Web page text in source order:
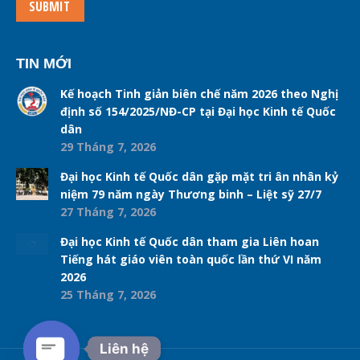
SUBMIT
TIN MỚI
Kế hoạch Tinh giản biên chế năm 2026 theo Nghị
định số 154/2025/NĐ-CP tại Đại học Kinh tế Quốc
dân
29 Tháng 7, 2026
Đại học Kinh tế Quốc dân gặp mặt tri ân nhân kỷ
niệm 79 năm ngày Thương binh – Liệt sỹ 27/7
27 Tháng 7, 2026
Đại học Kinh tế Quốc dân tham gia Liên hoan
Tiếng hát giáo viên toàn quốc lần thứ VI năm
2026
25 Tháng 7, 2026
Liên hệ